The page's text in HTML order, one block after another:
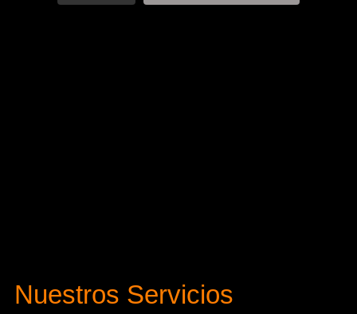
Nuestros Servicios